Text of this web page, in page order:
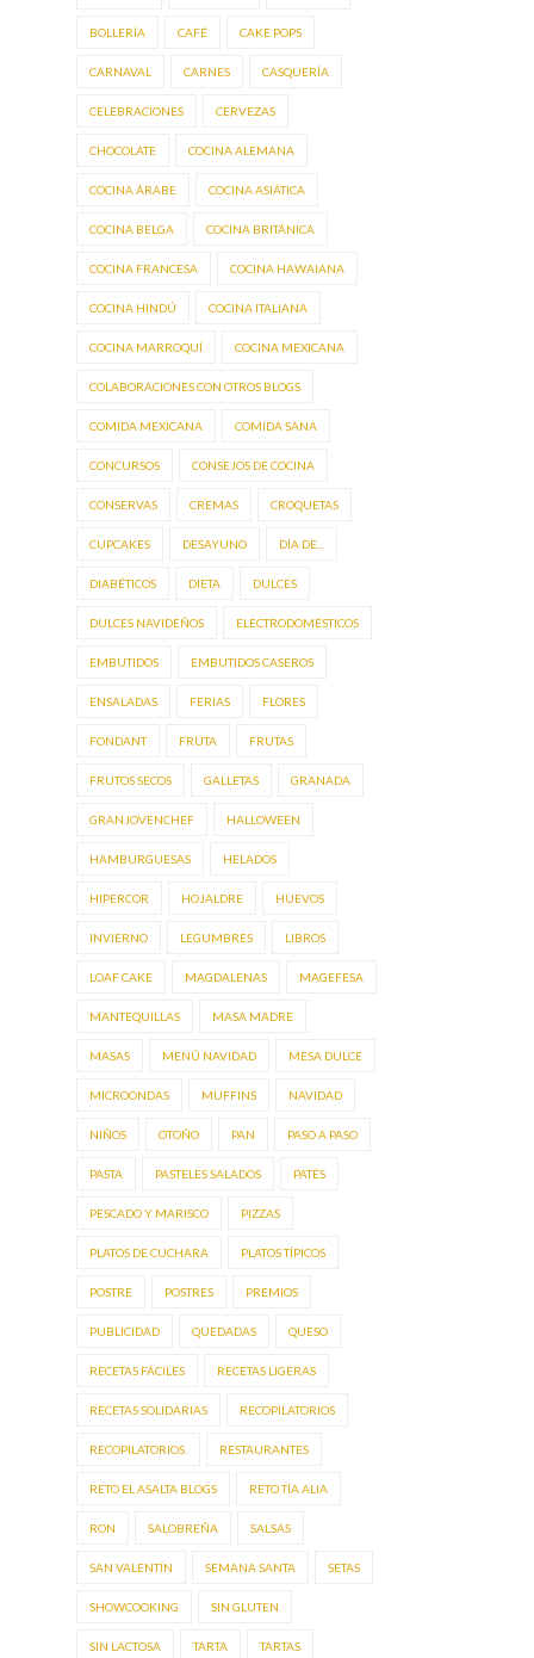
BOLLERÍA CAFÉ CAKE POPS
CARNAVAL CARNES CASQUERÍA
CELEBRACIONES CERVEZAS
CHOCOLATE COCINA ALEMANA
COCINA ÁRABE COCINA ASIÁTICA
COCINA BELGA COCINA BRITÁNICA
COCINA FRANCESA COCINA HAWAIANA
COCINA HINDÚ COCINA ITALIANA
COCINA MARROQUÍ COCINA MEXICANA
COLABORACIONES CON OTROS BLOGS
COMIDA MEXICANA COMIDA SANA
CONCURSOS CONSEJOS DE COCINA
CONSERVAS CREMAS CROQUETAS
CUPCAKES DESAYUNO DÍA DE...
DIABÉTICOS DIETA DULCES
DULCES NAVIDEÑOS ELECTRODOMÉSTICOS
EMBUTIDOS EMBUTIDOS CASEROS
ENSALADAS FERIAS FLORES
FONDANT FRUTA FRUTAS
FRUTOS SECOS GALLETAS GRANADA
GRANJOVENCHEF HALLOWEEN
HAMBURGUESAS HELADOS
HIPERCOR HOJALDRE HUEVOS
INVIERNO LEGUMBRES LIBROS
LOAF CAKE MAGDALENAS MAGEFESA
MANTEQUILLAS MASA MADRE
MASAS MENÚ NAVIDAD MESA DULCE
MICROONDAS MUFFINS NAVIDAD
NIÑOS OTOÑO PAN PASO A PASO
PASTA PASTELES SALADOS PATÉS
PESCADO Y MARISCO PIZZAS
PLATOS DE CUCHARA PLATOS TÍPICOS
POSTRE POSTRES PREMIOS
PUBLICIDAD QUEDADAS QUESO
RECETAS FÁCILES RECETAS LIGERAS
RECETAS SOLIDARIAS RECOPILATORIOS
RECOPILATORIOS. RESTAURANTES
RETO EL ASALTA BLOGS RETO TÍA ALIA
RON SALOBREÑA SALSAS
SAN VALENTÍN SEMANA SANTA SETAS
SHOWCOOKING SIN GLUTEN
SIN LACTOSA TARTA TARTAS